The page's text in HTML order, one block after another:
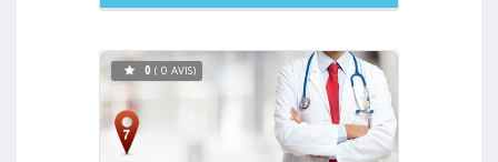
Voir
0 ( 0 AVIS)